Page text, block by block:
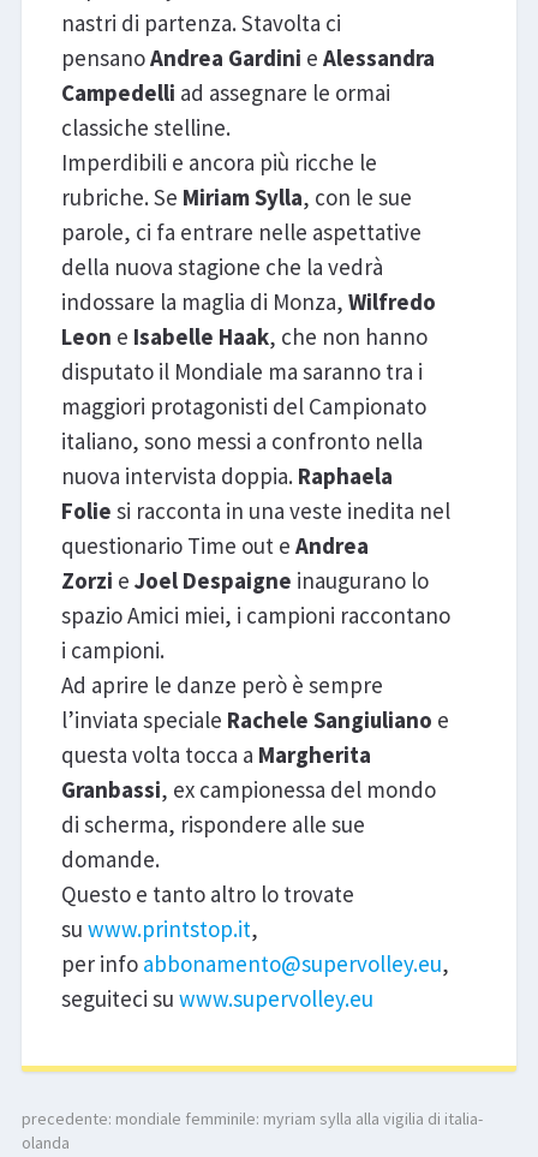
nastri di partenza. Stavolta ci
pensanoAndrea Gardini e Alessandra
Campedelli ad assegnare le ormai
classiche stelline.
Imperdibili e ancora più ricche le
rubriche. Se Miriam Sylla, con le sue
parole, ci fa entrare nelle aspettative
della nuova stagione che la vedrà
indossare la maglia di Monza, Wilfredo
Leon e Isabelle Haak, che non hanno
disputato il Mondiale ma saranno tra i
maggiori protagonisti del Campionato
italiano, sono messi a confronto nella
nuova intervista doppia. Raphaela
Folie si racconta in una veste inedita nel
questionario Time out e Andrea
Zorzi e Joel Despaigne inaugurano lo
spazio Amici miei, i campioni raccontano
i campioni.
Ad aprire le danze però è sempre
l’inviata speciale Rachele Sangiuliano e
questa volta tocca a Margherita
Granbassi, ex campionessa del mondo
di scherma, rispondere alle sue
domande.
Questo e tanto altro lo trovate
su www.printstop.it,
per info abbonamento@supervolley.eu,
seguiteci su www.supervolley.eu
precedente: mondiale femminile: myriam sylla alla vigilia di italia-
olanda